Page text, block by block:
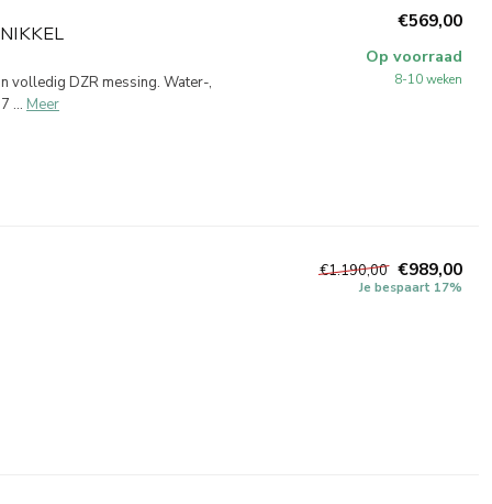
volledig DZR messing. Water-,
... Meer
€569,00
Op voorraad
8-10 weken
€1.190,00 €989,00
Je bespaart 17%